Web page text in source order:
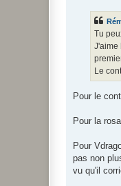
Tu
J'aime
Le
Pour le
Pour la
Pour
pas non
vu qu'il